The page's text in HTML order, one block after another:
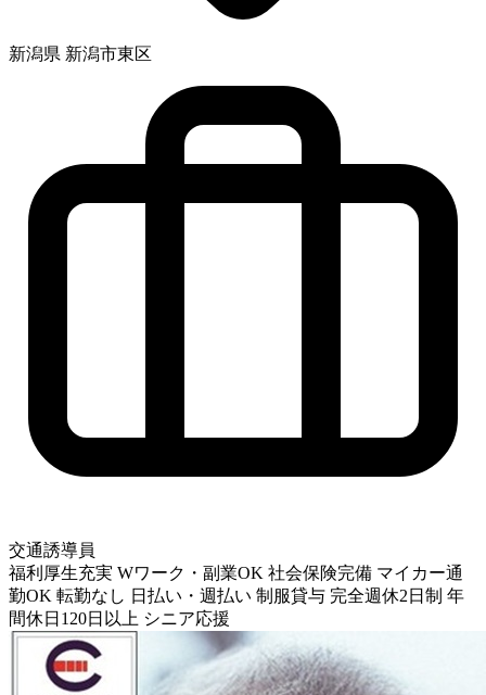
新潟県 新潟市東区
交通誘導員
福利厚生充実 Wワーク・副業OK 社会保険完備 マイカー通
勤OK 転勤なし 日払い・週払い 制服貸与 完全週休2日制 年
間休日120日以上 シニア応援